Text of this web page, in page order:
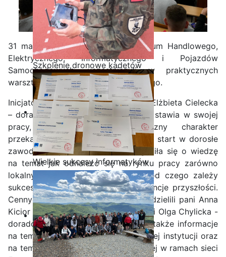
Szkolenie dronowe kadetów
OPW w Staszicu
Wielkie sukcesy informatyków
ze Staszica w Akademii
CISCO!
31 marca uczniowie klas 4 Technikum Handlowego,
Elektrycznego, Informatycznego i Pojazdów
Samochodowych, uczestniczyli w praktycznych
warsztatach z doradztwa zawodowego.
Inicjatorką tego spotkania była pani Elżbieta Cielecka
– doradca zawodowy, która zawsze stawia w swojej
pracy,
na bardzo praktyczny charakter
przekazywanej wiedzy umożliwiający start w dorosłe
zawodowe życie. Młodzież wzbogaciła się o wiedzę
na temat jak odnaleźć się na rynku pracy zarówno
lokalnym jak i międzynarodowym, od czego zależy
sukces na rynku pracy i o kompetencje przyszłości.
Cennych wskazówek na ten temat udzielili pani Anna
Kicior – doradca zawodowy oraz pani Olga Chylicka -
doradca Eures. Uczniowie pozyskali także informacje
na temat zakresu usług doradczych tej instytucji oraz
na temat mobilności międzynarodowej w ramach sieci